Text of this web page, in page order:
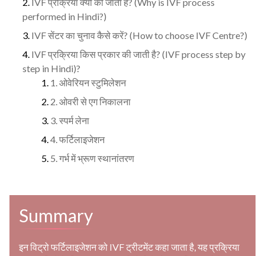
performed in Hindi?)
IVF सेंटर का चुनाव कैसे करें? (How to choose IVF Centre?)
IVF प्रक्रिया किस प्रकार की जाती है? (IVF process step by
step in Hindi)?
1. ओवेरियन स्टुमिलेशन
2. ओवरी से एग निकालना
3. स्पर्म लेना
4. फर्टिलाइजेशन
5. गर्भ में भ्रूण स्थानांतरण
Summary
इन विट्रो फर्टिलाइजेशन को IVF ट्रीटमेंट कहा जाता है, यह प्रक्रिया